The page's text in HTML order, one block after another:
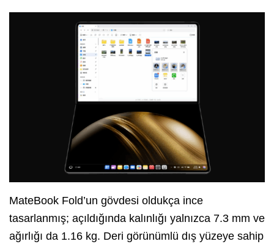
MateBook Fold’un gövdesi oldukça ince
tasarlanmış; açıldığında kalınlığı yalnızca 7.3 mm ve
ağırlığı da 1.16 kg. Deri görünümlü dış yüzeye sahip